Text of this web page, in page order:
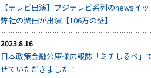
【テレビ出演】フジテレビ系列のnewsイ
弊社の渋田が出演【106万の壁】
2023.8.16
日本政策金融公庫様広報誌「ミチしるべ」
せていただきました！